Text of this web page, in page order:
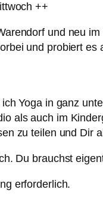
++
und neu
und probiert
Yoga in ganz
als auch im
zu teilen und Dir
Du brauchst
erforderlich.